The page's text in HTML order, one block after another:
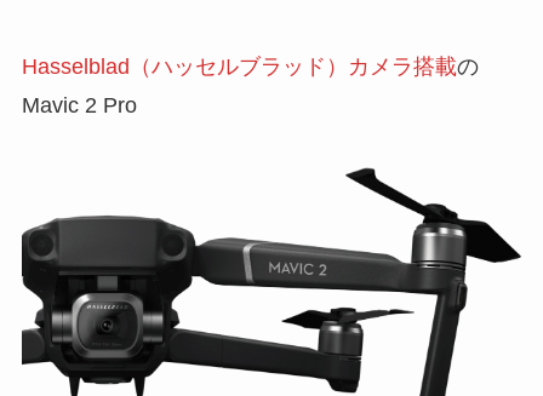
Hasselblad（ハッセルブラッド）カメラ搭載の
Mavic 2 Pro